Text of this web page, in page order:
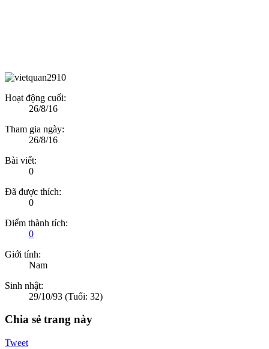
Hoạt động cuối:
26/8/16
Tham gia ngày:
26/8/16
Bài viết:
0
Đã được thích:
0
Điểm thành tích:
0
Giới tính:
Nam
Sinh nhật:
29/10/93 (Tuổi: 32)
Chia sẻ trang này
Tweet